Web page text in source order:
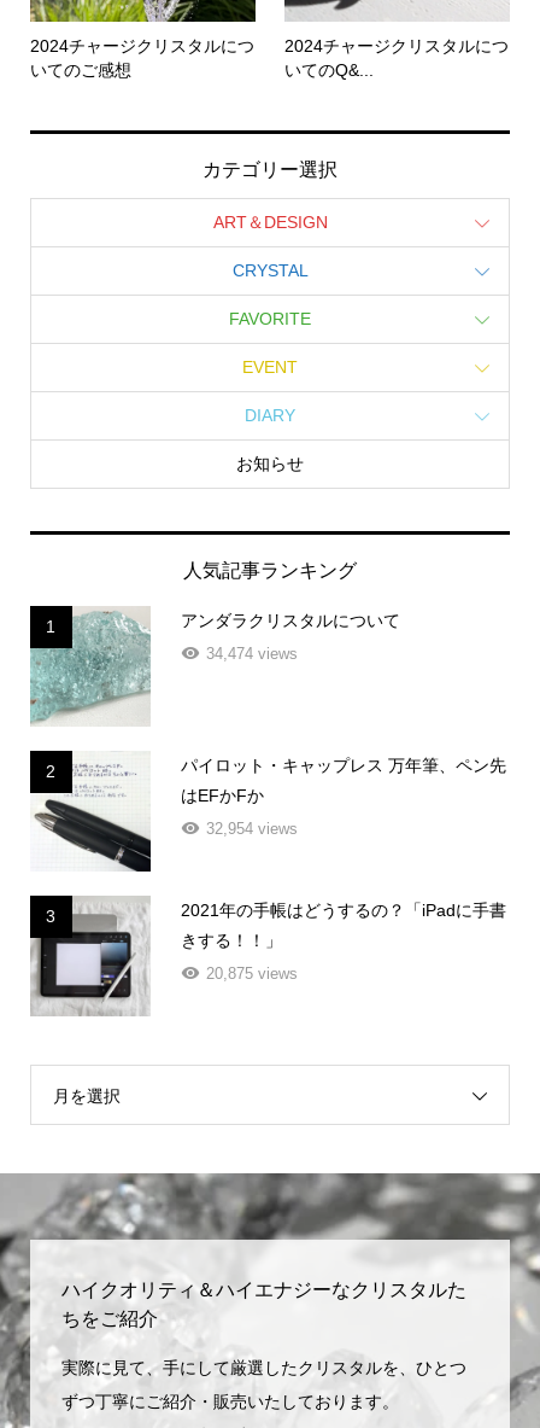
2024チャージクリスタルにつ
いてのご感想
2024チャージクリスタルにつ
いてのQ&...
カテゴリー選択
ART＆DESIGN
CRYSTAL
FAVORITE
EVENT
DIARY
お知らせ
人気記事ランキング
1 アンダラクリスタルについて
34,474 views
2
パイロット・キャップレス 万年筆、ペン先
はEFかFか
32,954 views
3
2021年の手帳はどうするの？「iPadに手書
きする！！」
20,875 views
月を選択
ハイクオリティ＆ハイエナジーなクリスタルた
ちをご紹介
実際に見て、手にして厳選したクリスタルを、ひとつ
ずつ丁寧にご紹介・販売いたしております。